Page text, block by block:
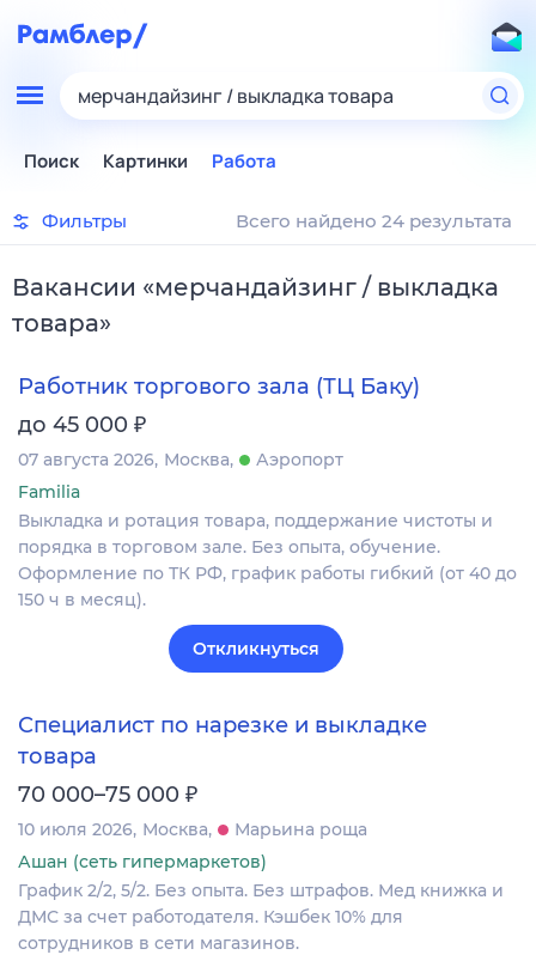
мерчандайзинг / выкладка товара
Поиск Картинки Работа
Фильтры Всего найдено 24 результата
Вакансии «мерчандайзинг / выкладка
товара»
Работник торгового зала (ТЦ Баку)
до 45 000 ₽
07 августа 2026 Москва
Аэропорт
Familia
Выкладка и ротация товара, поддержание чистоты и
порядка в торговом зале. Без опыта, обучение.
Оформление по ТК РФ, график работы гибкий (от 40 до
150 ч в месяц).
Откликнуться
Специалист по нарезке и выкладке
товара
70 000–75 000 ₽
10 июля 2026 Москва
Марьина роща
Ашан (сеть гипермаркетов)
График 2/2, 5/2. Без опыта. Без штрафов. Мед книжка и
ДМС за счет работодателя. Кэшбек 10% для
сотрудников в сети магазинов.